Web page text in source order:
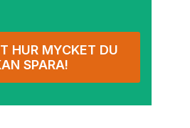
HUR MYCKET DU
SPARA!